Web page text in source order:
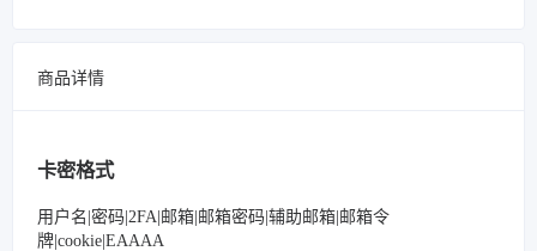
商品详情
卡密格式
用户名|密码|2FA|邮箱|邮箱密码|辅助邮箱|邮箱令
牌|cookie|EAAAA